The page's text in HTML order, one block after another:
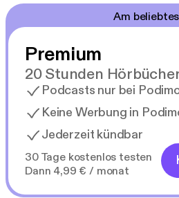
Am
Premium
20 Stunden
Podcasts nur bei
Keine Werbung in
Jederzeit kündbar
30 Tage kostenlos testen
Dann 4,99 € / monat